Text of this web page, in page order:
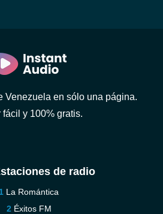
Venezuela en sólo una página.
fácil y 100% gratis.
de radio
La Romántica
Éxitos FM